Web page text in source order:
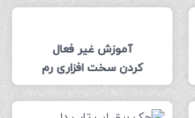
آموزش غیر فعال
کردن سخت افزاری رم
آنبرد مادربرد ایسوس
مدل Asus x555lp